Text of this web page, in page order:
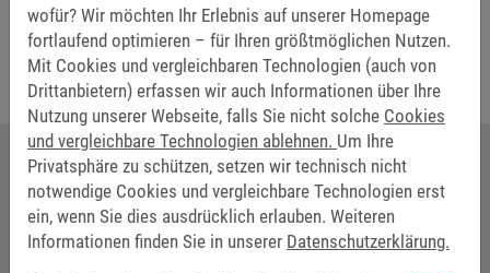
Montageprozesses.
IHR KONTAKT BEI KEB AUTOMATION
wofür? Wir möchten Ihr Erlebnis auf unserer Homepage
fortlaufend optimieren – für Ihren größtmöglichen Nutzen.
Mit Cookies und vergleichbaren Technologien (auch von
Drittanbietern) erfassen wir auch Informationen über Ihre
Nutzung unserer Webseite, falls Sie nicht solche Cookies
und vergleichbare Technologien ablehnen. Um Ihre
Privatsphäre zu schützen, setzen wir technisch nicht
notwendige Cookies und vergleichbare Technologien erst
ein, wenn Sie dies ausdrücklich erlauben. Weiteren
Informationen finden Sie in unserer Datenschutzerklärung.